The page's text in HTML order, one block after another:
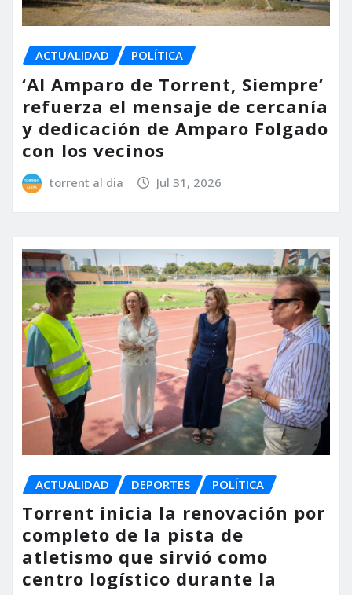
ACTUALIDAD POLÍTICA
‘Al Amparo de Torrent, Siempre’
refuerza el mensaje de cercanía
y dedicación de Amparo Folgado
con los vecinos
torrent al dia Jul 31, 2026
ACTUALIDAD DEPORTES POLÍTICA
Torrent inicia la renovación por
completo de la pista de
atletismo que sirvió como
centro logístico durante la